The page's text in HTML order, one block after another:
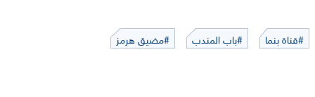
#قناة بنما #باب المندب #مضيق هرمز